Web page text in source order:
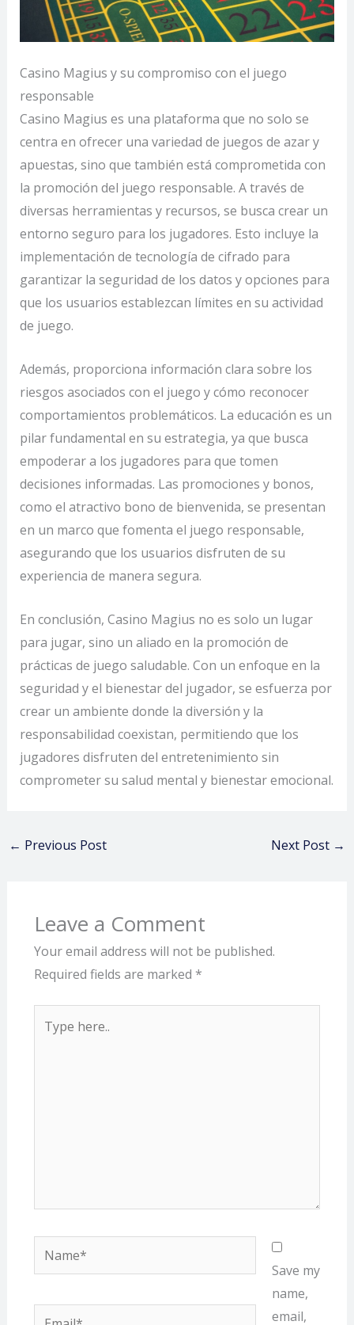
Casino Magius y su compromiso con el juego
responsable
Casino Magius es una plataforma que no solo se
centra en ofrecer una variedad de juegos de azar y
apuestas, sino que también está comprometida con
la promoción del juego responsable. A través de
diversas herramientas y recursos, se busca crear un
entorno seguro para los jugadores. Esto incluye la
implementación de tecnología de cifrado para
garantizar la seguridad de los datos y opciones para
que los usuarios establezcan límites en su actividad
de juego.
Además, proporciona información clara sobre los
riesgos asociados con el juego y cómo reconocer
comportamientos problemáticos. La educación es un
pilar fundamental en su estrategia, ya que busca
empoderar a los jugadores para que tomen
decisiones informadas. Las promociones y bonos,
como el atractivo bono de bienvenida, se presentan
en un marco que fomenta el juego responsable,
asegurando que los usuarios disfruten de su
experiencia de manera segura.
En conclusión, Casino Magius no es solo un lugar
para jugar, sino un aliado en la promoción de
prácticas de juego saludable. Con un enfoque en la
seguridad y el bienestar del jugador, se esfuerza por
crear un ambiente donde la diversión y la
responsabilidad coexistan, permitiendo que los
jugadores disfruten del entretenimiento sin
comprometer su salud mental y bienestar emocional.
← Previous Post Next Post →
Leave a Comment
Your email address will not be published.
Required fields are marked *
here..
Name*
Email*
Save my
name,
email,